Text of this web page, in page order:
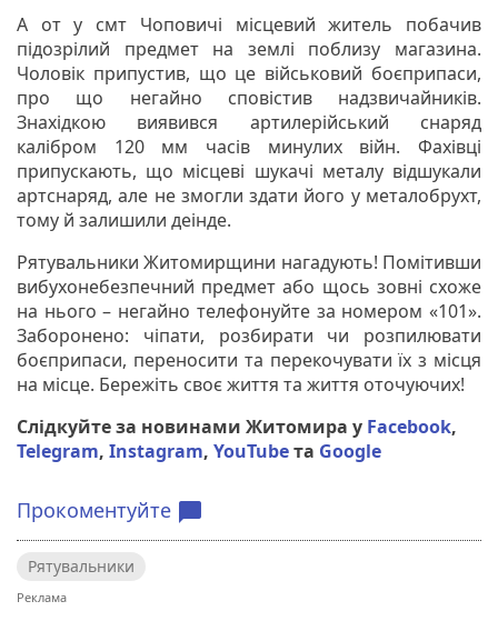
А от у смт Чоповичі місцевий житель побачив
підозрілий предмет на землі поблизу магазина.
Чоловік припустив, що це військовий боєприпаси,
про що негайно сповістив надзвичайників.
Знахідкою виявився артилерійський снаряд
калібром 120 мм часів минулих війн. Фахівці
припускають, що місцеві шукачі металу відшукали
артснаряд, але не змогли здати його у металобрухт,
тому й залишили деінде.
Рятувальники Житомирщини нагадують! Помітивши
вибухонебезпечний предмет або щось зовні схоже
на нього – негайно телефонуйте за номером «101».
Заборонено: чіпати, розбирати чи розпилювати
боєприпаси, переносити та перекочувати їх з місця
на місце. Бережіть своє життя та життя оточуючих!
Слідкуйте за новинами Житомира у Facebook,
Telegram, Instagram, YouTubeта Google
Прокоментуйте chat_bubble
Рятувальники